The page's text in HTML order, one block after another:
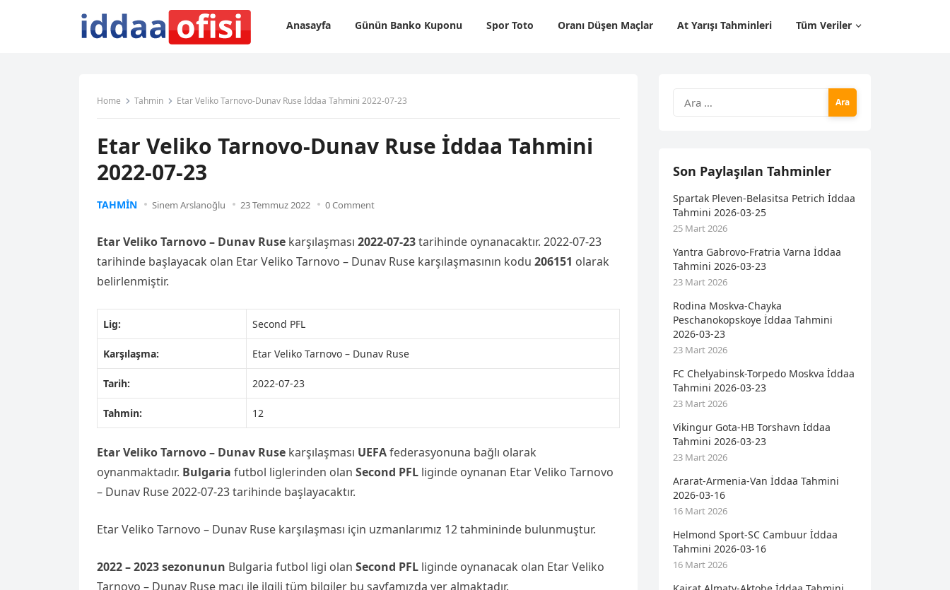
Anasayfa Günün Banko Kuponu Spor Toto Oranı Düşen Maçlar At Yarışı Tahminleri Tüm Veriler
Home Tahmin Etar Veliko Tarnovo-Dunav Ruse İddaa Tahmini 2022-07-23
Etar Veliko Tarnovo-Dunav Ruse İddaa Tahmini
2022-07-23
TAHMIN Sinem Arslanoğlu 23 Temmuz 2022 0 Comment
Etar Veliko Tarnovo – Dunav Ruse karşılaşması 2022-07-23tarihinde oynanacaktır. 2022-07-23
tarihinde başlayacak olan Etar Veliko Tarnovo – Dunav Ruse karşılaşmasının kodu 206151 olarak
belirlenmiştir.
Lig: Second PFL
Karşılaşma: Etar Veliko Tarnovo – Dunav Ruse
Tarih: 2022-07-23
Tahmin: 12
Etar Veliko Tarnovo – Dunav Ruse karşılaşması UEFAfederasyonuna bağlı olarak
oynanmaktadır. Bulgaria futbol liglerinden olan Second PFL liginde oynanan Etar Veliko Tarnovo
– Dunav Ruse 2022-07-23 tarihinde başlayacaktır.
Etar Veliko Tarnovo – Dunav Ruse karşılaşması için uzmanlarımız 12 tahmininde bulunmuştur.
2022 – 2023 sezonunun Bulgaria futbol ligi olan Second PFL liginde oynanacak olan Etar Veliko
Tarnovo – Dunav Ruse maçı ile ilgili tüm bilgiler bu sayfamızda yer almaktadır.
Son Paylaşılan Tahminler
Spartak Pleven-Belasitsa Petrich İddaa
Tahmini 2026-03-25
25 Mart 2026
Yantra Gabrovo-Fratria Varna İddaa
Tahmini 2026-03-23
23 Mart 2026
Rodina Moskva-Chayka
Peschanokopskoye İddaa Tahmini
2026-03-23
23 Mart 2026
FC Chelyabinsk-Torpedo Moskva İddaa
Tahmini 2026-03-23
23 Mart 2026
Vikingur Gota-HB Torshavn İddaa
Tahmini 2026-03-23
23 Mart 2026
Ararat-Armenia-Van İddaa Tahmini
2026-03-16
16 Mart 2026
Helmond Sport-SC Cambuur İddaa
Tahmini 2026-03-16
16 Mart 2026